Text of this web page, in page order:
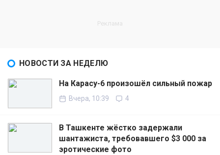
НОВОСТИ ЗА НЕДЕЛЮ
На Карасу-6 произошёл сильный пожар
Вчера, 10:39 4
В Ташкенте жёстко задержали
шантажиста, требовавшего $3 000 за
эротические фото